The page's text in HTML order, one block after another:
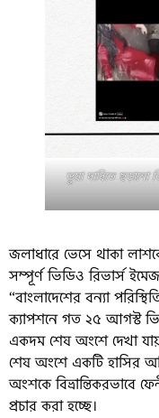
ভুয়া দাবিতে ছড়ানো
জলাধারে ভেসে থাকা
সম্পূর্ণ ভিডিও রিভার্স
“বাংলাদেশের বন্যা
ক্যাপশনে গত ২৫ আগস্ট
একদম শেষ অংশে দেখা
শেষ অংশে একটি হাসির
অংশকে বিভ্রান্তিকরভাবে
প্রচার করা হচ্ছে।